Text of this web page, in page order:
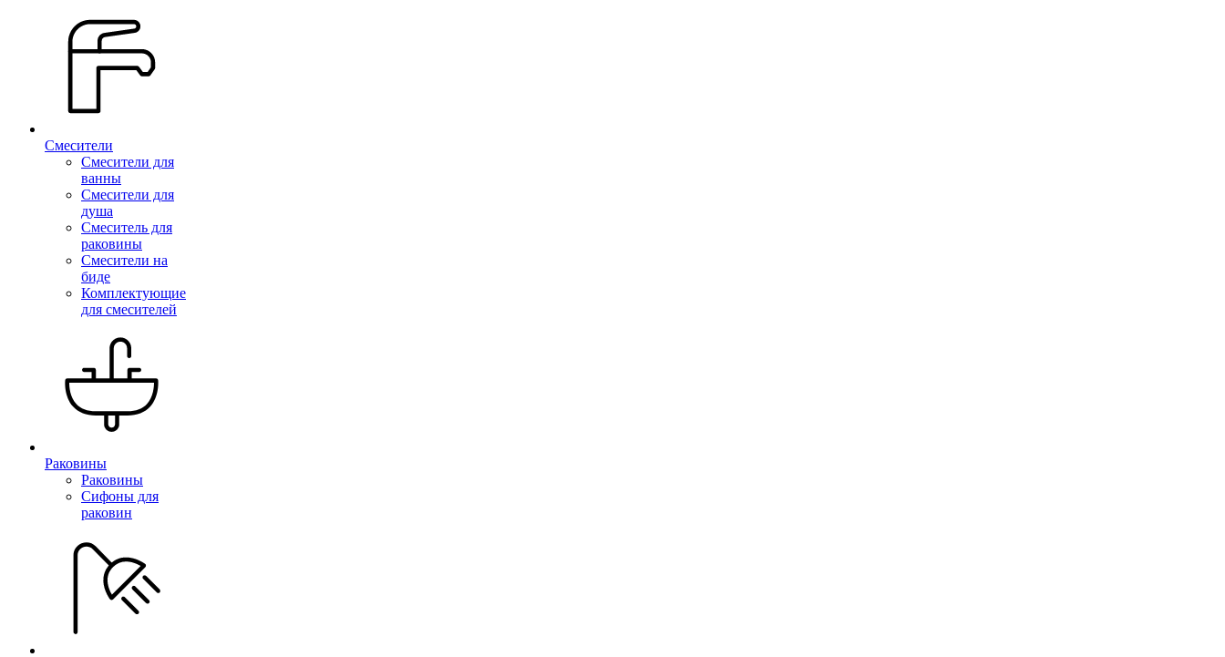
Смесители
Смесители для
ванны
Смесители для
душа
Смеситель для
раковины
Смесители на
биде
Комплектующие
для смесителей
Раковины
Раковины
Сифоны для
раковин